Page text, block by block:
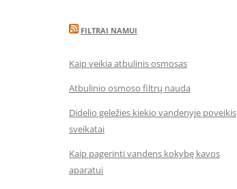
FILTRAI NAMUI
Kaip veikia atbulinis osmosas
Atbulinio osmoso filtrų nauda
Didelio geležies kiekio vandenyje poveikis
sveikatai
Kaip pagerinti vandens kokybę kavos
aparatui